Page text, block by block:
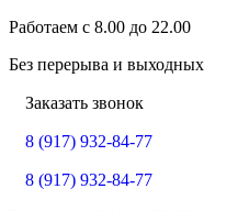
Работаем с 8.00 до 22.00
Без перерыва и выходных
Заказать звонок
8 (917) 932-84-77
8 (917) 932-84-77